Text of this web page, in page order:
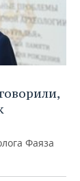
Фаяза